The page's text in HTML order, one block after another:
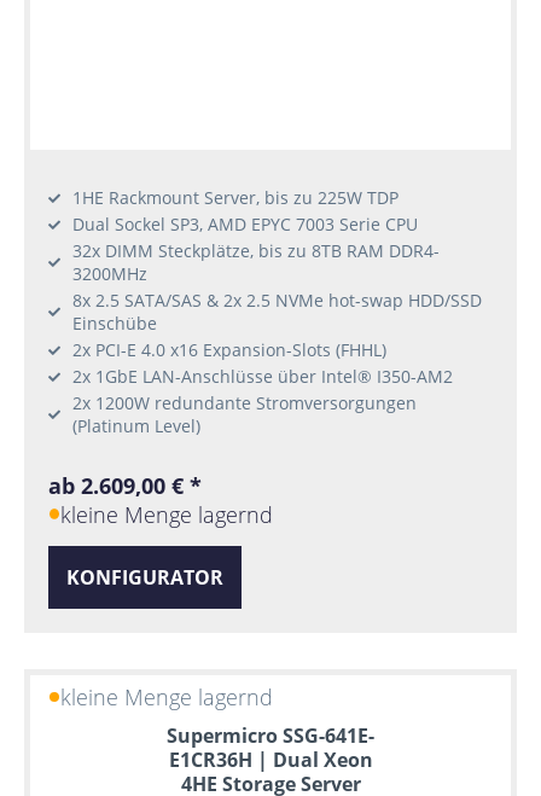
1HE Rackmount Server, bis zu 225W TDP
Dual Sockel SP3, AMD EPYC 7003 Serie CPU
32x DIMM Steckplätze, bis zu 8TB RAM DDR4-
3200MHz
8x 2.5 SATA/SAS & 2x 2.5 NVMe hot-swap HDD/SSD
Einschübe
2x PCI-E 4.0 x16 Expansion-Slots (FHHL)
2x 1GbE LAN-Anschlüsse über Intel® I350-AM2
2x 1200W redundante Stromversorgungen
(Platinum Level)
ab 2.609,00 € *
kleine Menge lagernd
KONFIGURATOR
kleine Menge lagernd
Supermicro SSG-641E-
E1CR36H | Dual Xeon
4HE Storage Server